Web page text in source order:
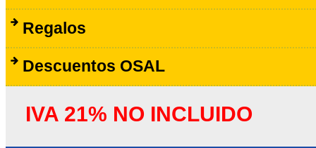
Regalos
Descuentos OSAL
IVA 21% NO INCLUIDO